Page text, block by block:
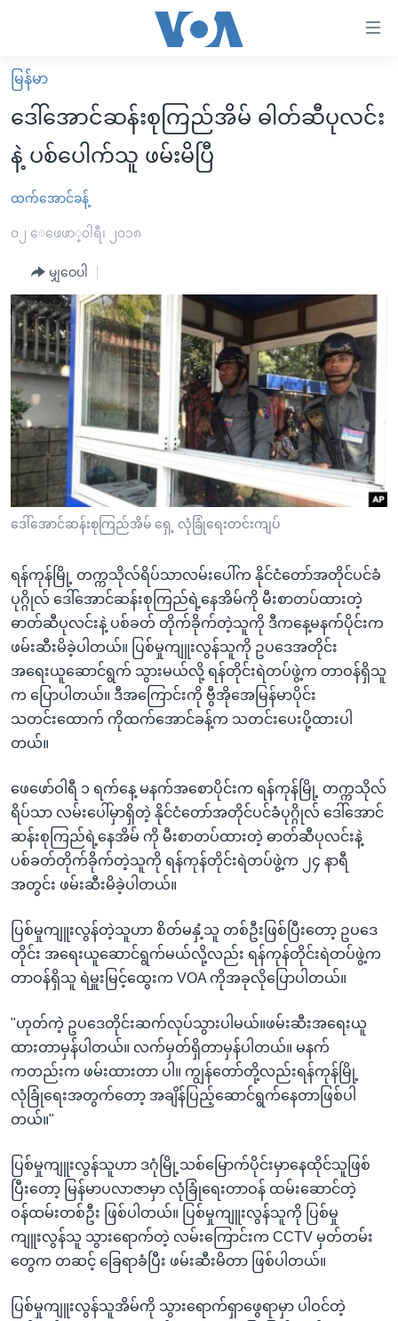
လွယ်ကူ
စေ
သည့်
Link
များ
ပင်မ
ကျော်
ကြည့်
ရန်
ပင်မ
အ
ညွန်း
စာမျက်နှာ
သို့
ကြည့်
ရှာဖွေ
ရန်
နေရာ
သို့
ကျော်
ရန်
မူလစာမျက်နှာ
မြန်မာ
ကမ္ဘာ့သတင်းများ
နိုင်ငံတကာ
အစ္စရေး-ပါလက်စတိုင်း
ဗွီဒီယို
သတင်းလွတ်လပ်ခွင့်
အင်္ဂလိပ်စာလေ့လာမယ်
အမေရိကန်သုံးအီဒီယံ
မကြေးမုံရဲ့ အင်္ဂလိပ်စာ
ရုပ်ရှင်ထဲက အင်္ဂလိပ်စာ
သုတပဒေသာ အင်္ဂလိပ်စာ
အပတ်စဉ်ကဏ္ဍများ
ရေဒီယို
တီဗွီ
ရေဒီယိုနှင့်ရုပ်သံ အချက်အလက်များ
ရေဒီယို/တီဗွီအစီအစဉ်
Learning English
ဗွီအိုအေ လူမှုကွန်ယက်များ
ဘာသာစကားများ
မြန်မာ
ဒေါ်အောင်ဆန်းစုကြည်အိမ် ဓါတ်ဆီပုလင်း
နဲ့ ပစ်ပေါက်သူ ဖမ်းမိပြီ
ထက်အောင်ခန့်
၀၂ ေဖေဖာ္၀ါရီ၊ ၂၀၁၈
မျှဝေပါ
ဒေါ်အောင်ဆန်းစုကြည်အိမ် ရှေ့ လုံခြုံရေးတင်းကျပ်
ရန်ကုန်မြို့ တက္ကသိုလ်ရိပ်သာလမ်းပေါ်က နိုင်ငံတော်အတိုင်ပင်ခံ
ပုဂ္ဂိုလ် ဒေါ်အောင်ဆန်းစုကြည်ရဲ့နေအိမ်ကို မီးစာတပ်ထားတဲ့
ဓာတ်ဆီပုလင်းနဲ့ ပစ်ခတ် တိုက်ခိုက်တဲ့သူကို ဒီကနေ့မနက်ပိုင်းက
ဖမ်းဆီးမိခဲ့ပါတယ်။ ပြစ်မှုကျူးလွန်သူကို ဥပဒေအတိုင်း
အရေးယူဆောင်ရွက် သွားမယ်လို့ ရန်တိုင်းရဲတပ်ဖွဲ့က တာဝန်ရှိသူ
က ပြောပါတယ်။ ဒီအကြောင်းကို ဗွီအိုအေမြန်မာပိုင်း
သတင်းထောက် ကိုထက်အောင်ခန့်က သတင်းပေးပို့ထားပါ
တယ်။
ဖေဖော်ဝါရီ ၁ ရက်နေ့ မနက်အစောပိုင်းက ရန်ကုန်မြို့ တက္ကသိုလ်
ရိပ်သာ လမ်းပေါ်မှာရှိတဲ့ နိုင်ငံတော်အတိုင်ပင်ခံပုဂ္ဂိုလ် ဒေါ်အောင်
ဆန်းစုကြည်ရဲ့နေအိမ် ကို မီးစာတပ်ထားတဲ့ ဓာတ်ဆီပုလင်းနဲ့
ပစ်ခတ်တိုက်ခိုက်တဲ့သူကို ရန်ကုန်တိုင်းရဲတပ်ဖွဲ့က ၂၄ နာရီ
အတွင်း ဖမ်းဆီးမိခဲ့ပါတယ်။
ပြစ်မှုကျူးလွန်တဲ့သူဟာ စိတ်မနှံ့သူ တစ်ဦးဖြစ်ပြီးတော့ ဥပဒေ
တိုင်း အရေးယူဆောင်ရွက်မယ်လို့လည်း ရန်ကုန်တိုင်းရဲတပ်ဖွဲ့က
တာဝန်ရှိသူ ရဲမှူးမြင့်ထွေးက VOA ကိုအခုလိုပြောပါတယ်။
"ဟုတ်ကဲ့ ဥပဒေတိုင်းဆက်လုပ်သွားပါမယ်။ဖမ်းဆီးအရေးယူ
ထားတာမှန်ပါတယ်။ လက်မှတ်ရှိတာမှန်ပါတယ်။ မနက်
ကတည်းက ဖမ်းထားတာ ပါ။ ကျွန်တော်တို့လည်းရန်ကုန်မြို့
လုံခြုံရေးအတွက်တော့ အချိန်ပြည့်ဆောင်ရွက်နေတာဖြစ်ပါ
တယ်။"
ပြစ်မှုကျူးလွန်သူဟာ ဒဂုံမြို့သစ်မြောက်ပိုင်းမှာနေထိုင်သူဖြစ်
ပြီးတော့ မြန်မာပလာဇာမှာ လုံခြုံရေးတာဝန် ထမ်းဆောင်တဲ့
ဝန်ထမ်းတစ်ဦး ဖြစ်ပါတယ်။ ပြစ်မှုကျူးလွန်သူကို ပြစ်မှု
ကျူးလွန်သူ သွားရောက်တဲ့ လမ်းကြောင်းက CCTV မှတ်တမ်း
တွေက တဆင့် ခြေရာခံပြီး ဖမ်းဆီးမိတာ ဖြစ်ပါတယ်။
ပြစ်မှုကျူးလွန်သူအိမ်ကို သွားရောက်ရှာဖွေရာမှာ ပါဝင်တဲ့